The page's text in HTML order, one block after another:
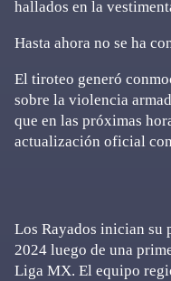
hallados en la
Hasta ahora no se ha
El tiroteo generó
sobre la violencia
que en las próximas
actualización oficial
Los Rayados inician su
2024 luego de una
Liga MX. El equipo